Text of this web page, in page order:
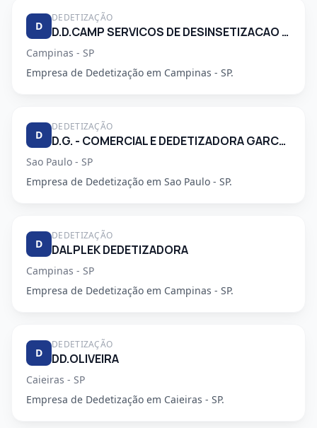
D
DEDETIZAÇÃO
D.D.CAMP SERVICOS DE DESINSETIZACAO LTDA.
Campinas - SP
Empresa de Dedetização em Campinas - SP.
D
DEDETIZAÇÃO
D.G. - COMERCIAL E DEDETIZADORA GARCA LTDA
Sao Paulo - SP
Empresa de Dedetização em Sao Paulo - SP.
D
DEDETIZAÇÃO
DALPLEK DEDETIZADORA
Campinas - SP
Empresa de Dedetização em Campinas - SP.
D
DEDETIZAÇÃO
DD.OLIVEIRA
Caieiras - SP
Empresa de Dedetização em Caieiras - SP.